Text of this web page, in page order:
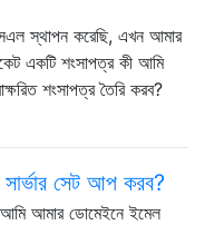
স্থাপন করেছি, এখন আমার
একটি শংসাপত্র কী আমি
শংসাপত্র তৈরি করব?
সেট আপ করব?
আমার ডোমেইনে ইমেল